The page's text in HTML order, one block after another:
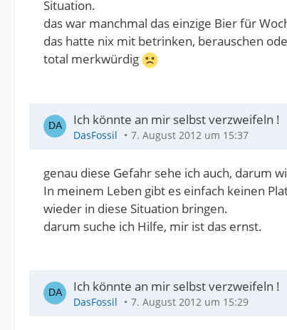
Situation.
das war manchmal das einzige Bier für
das hatte nix mit betrinken, berauschen
total merkwürdig
Ich könnte an mir selbst verzweifeln !
DasFossil 7. August 2012 um 15:37
genau diese Gefahr sehe ich auch, darum
In meinem Leben gibt es einfach keinen
wieder in diese Situation bringen.
darum suche ich Hilfe, mir ist das ernst.
Ich könnte an mir selbst verzweifeln !
DasFossil 7. August 2012 um 15:29